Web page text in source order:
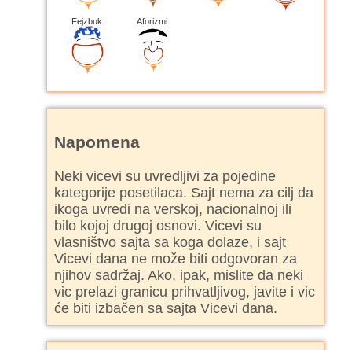
Fejzbuk Aforizmi
Napomena
Neki vicevi su uvredljivi za pojedine
kategorije posetilaca. Sajt nema za cilj da
ikoga uvredi na verskoj, nacionalnoj ili
bilo kojoj drugoj osnovi. Vicevi su
vlasništvo sajta sa koga dolaze, i sajt
Vicevi dana ne može biti odgovoran za
njihov sadržaj. Ako, ipak, mislite da neki
vic prelazi granicu prihvatljivog, javite i vic
će biti izbačen sa sajta Vicevi dana.